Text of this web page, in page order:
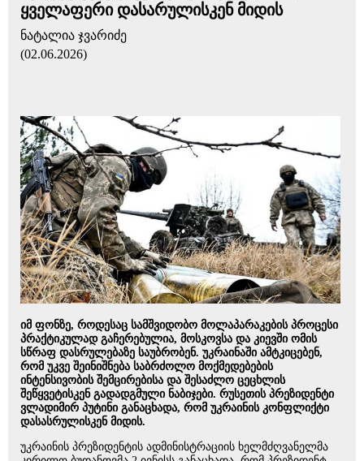
ყველაფერი დასარულისკენ მიდის
ნატალია ჯვარიძე
(02.06.2026)
იმ ფონზე, როდესაც სამშვიდობო მოლაპარაკების პროცესი
პრაქტიკულად გაჩერებულია, მოსკოვსა და კიევში ომის
სწრაფ დასრულებაზე საუბრობენ. უკრაინაში ამტკიცებენ,
რომ უკვე შეინიშნება საბრძოლო მოქმედებების
ინტენსივობის შემცირებისა და შესაძლო ცეცხლის
შეწყვეტისკენ გადადგმული ნაბიჯები. რუსეთის პრეზიდენტი
ვლადიმირ პუტინი განაცხადა, რომ უკრაინის კონფლიქტი
დასასრულისკენ მიდის.
უკრაინის პრეზიდენტის ადმინისტრაციის ხელმძღვანელმა